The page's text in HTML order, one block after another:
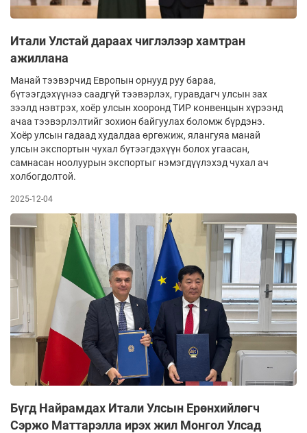
Итали Улстай дараах чиглэлээр хамтран
ажиллана
Манай тээвэрчид Европын орнууд руу бараа,
бүтээгдэхүүнээ саадгүй тээвэрлэх, гуравдагч улсын зах
зээлд нэвтрэх, хоёр улсын хооронд ТИР конвенцын хүрээнд
ачаа тээвэрлэлтийг зохион байгуулах боломж бүрдэнэ.
Хоёр улсын гадаад худалдаа өргөжиж, ялангуяа манай
улсын экспортын чухал бүтээгдэхүүн болох угаасан,
самнасан ноолуурын экспортыг нэмэгдүүлэхэд чухал ач
холбогдолтой.
2025-12-04
Бүгд Найрамдах Итали Улсын Ерөнхийлөгч
Сэржо Маттарэлла ирэх жил Монгол Улсад